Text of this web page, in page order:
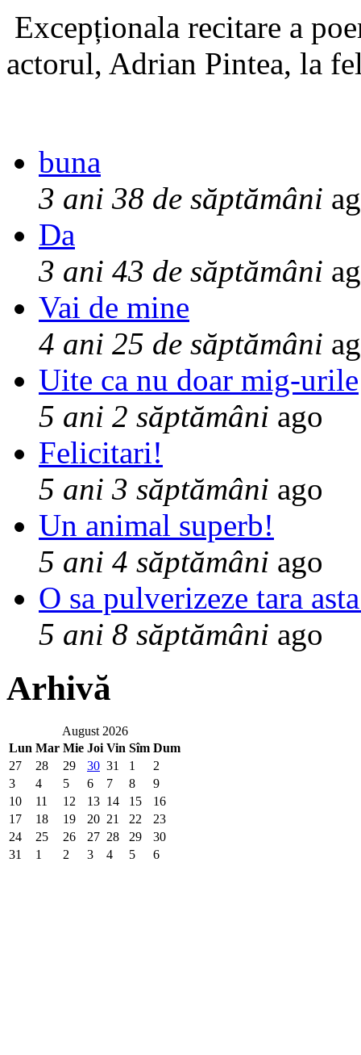
Excepționala recitare a
actorul, Adrian Pintea, la
buna
3 ani 38 de săptămâni
Da
3 ani 43 de săptămâni
Vai de mine
4 ani 25 de săptămâni
Uite ca nu doar mig-urile
5 ani 2 săptămâni ago
Felicitari!
5 ani 3 săptămâni ago
Un animal superb!
5 ani 4 săptămâni ago
O sa pulverizeze tara
5 ani 8 săptămâni ago
Arhivă
August 2026
Lun Mar Mie Joi Vin Sîm Dum
27
28 29 30 31 1
2
3
4 5 6 7 8
9
10
11 12 13 14 15
16
17
18 19 20 21 22
23
24
25 26 27 28 29
30
31
1 2 3 4 5 6